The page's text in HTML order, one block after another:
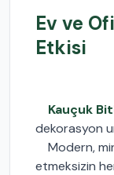
Ev ve
Etkisi
Kauçuk
dekorasyon
Modern,
etmeksizin